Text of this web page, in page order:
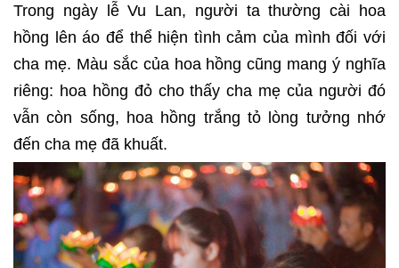
Trong ngày lễ Vu Lan, người ta thường cài hoa
hồng lên áo để thể hiện tình cảm của mình đối với
cha mẹ. Màu sắc của hoa hồng cũng mang ý nghĩa
riêng: hoa hồng đỏ cho thấy cha mẹ của người đó
vẫn còn sống, hoa hồng trắng tỏ lòng tưởng nhớ
đến cha mẹ đã khuất.